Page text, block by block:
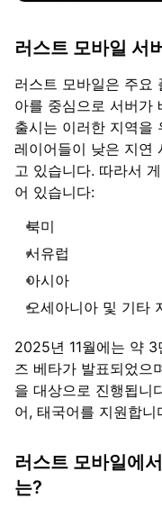
러스트 모바일 서
러스트 모바일은 주요
아를 중심으로 서버가
출시는 이러한 지역을
레이어들이 낮은 지연
고 있습니다. 따라서
어 있습니다:
북미
서유럽
아시아
오세아니아 및 기타
2025년 11월에는 약
즈 베타가 발표되었으
을 대상으로 진행됩니
어, 태국어를 지원합니
러스트 모바일에
는?